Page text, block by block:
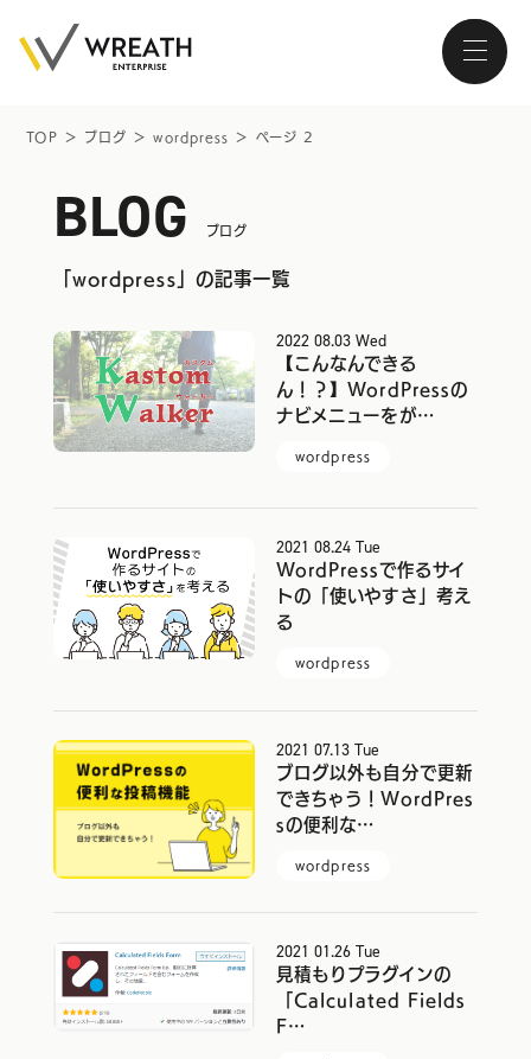
ホームページ制作会社
トップページ
会社紹介
コンテンツ
ブログ
お問い合わせ
情報セキュリティに関する方針
プライバシーポリシー
TOP ＞ ブログ ＞wordpress ＞ ページ 2
BLOG ブログ
「wordpress」の記事一覧
2022 08.03 Wed
【こんなんできる
ん！？】WordPressの
ナビメニューをが…
wordpress
2021 08.24 Tue
WordPressで作るサイ
トの「使いやすさ」考え
る
wordpress
2021 07.13 Tue
ブログ以外も自分で更新
できちゃう！WordPres
sの便利な…
wordpress
2021 01.26 Tue
見積もりプラグインの
「Calculated Fields
F…